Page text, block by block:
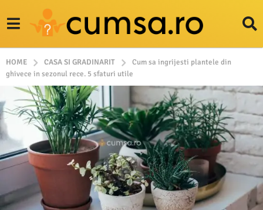
HOME CASA SI GRADINARIT
Cum sa ingrijesti plantele din
ghivece in sezonul rece. 5 sfaturi utile